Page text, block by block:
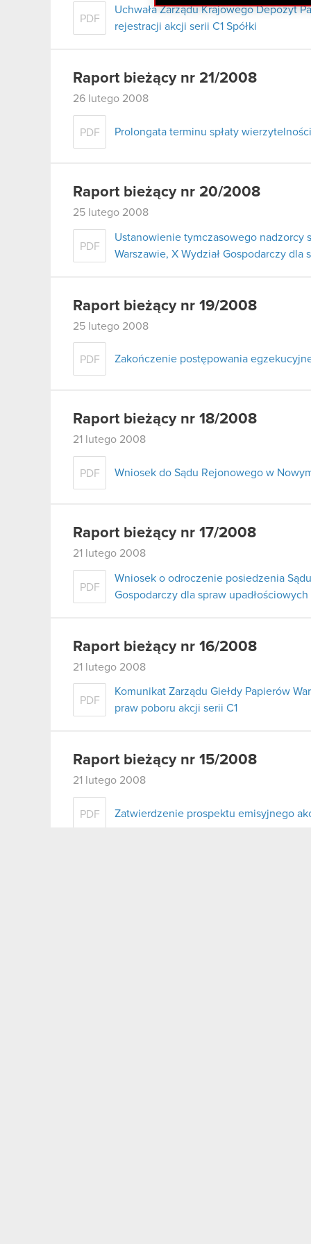
PDF
Uchwała Zarządu Krajowego Depozyt
rejestracji akcji serii C1 Spółki
Raport bieżący nr 21/2008
26 lutego 2008
PDF Prolongata terminu spłaty
Raport bieżący nr 20/2008
25 lutego 2008
PDF
Ustanowienie tymczasowego nadzorcy
Warszawie, X Wydział Gospodarczy
Raport bieżący nr 19/2008
25 lutego 2008
PDF Zakończenie postępowania
Raport bieżący nr 18/2008
21 lutego 2008
PDF Wniosek do Sądu Rejonowego w
Raport bieżący nr 17/2008
21 lutego 2008
PDF
Wniosek o odroczenie posiedzenia
Gospodarczy dla spraw
Raport bieżący nr 16/2008
21 lutego 2008
PDF
Komunikat Zarządu Giełdy Papierów
praw poboru akcji serii C1
Raport bieżący nr 15/2008
21 lutego 2008
PDF Zatwierdzenie prospektu emisyjnego